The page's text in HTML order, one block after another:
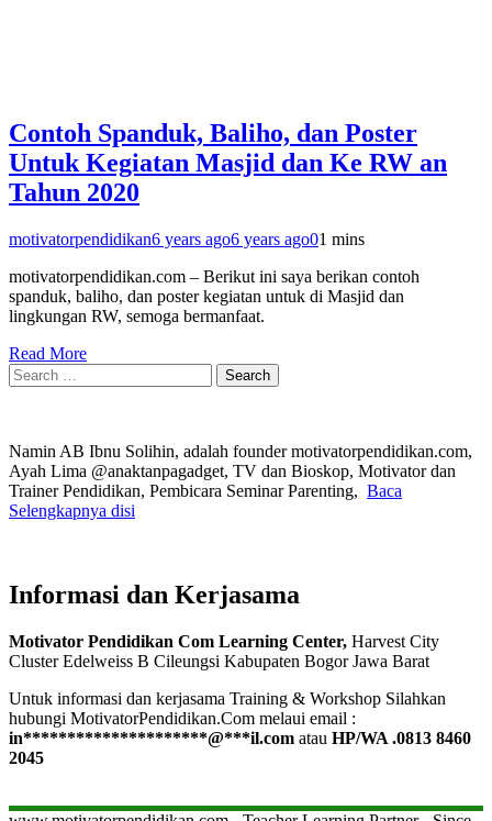
Contoh Spanduk, Baliho, dan Poster
Untuk Kegiatan Masjid dan Ke RW an
Tahun 2020
motivatorpendidikan6 years ago6 years ago01 mins
motivatorpendidikan.com – Berikut ini saya berikan contoh
spanduk, baliho, dan poster kegiatan untuk di Masjid dan
lingkungan RW, semoga bermanfaat.
Read More
Search
for:
Namin AB Ibnu Solihin, adalah founder motivatorpendidikan.com,
Ayah Lima @anaktanpagadget, TV dan Bioskop, Motivator dan
Trainer Pendidikan, Pembicara Seminar Parenting, Baca
Selengkapnya disi
Informasi dan Kerjasama
Motivator Pendidikan Com Learning Center, Harvest City
Cluster Edelweiss B Cileungsi Kabupaten Bogor Jawa Barat
Untuk informasi dan kerjasama Training & Workshop Silahkan
hubungi MotivatorPendidikan.Com melaui email :
in*********************@***il.com atau HP/WA .0813 8460
2045